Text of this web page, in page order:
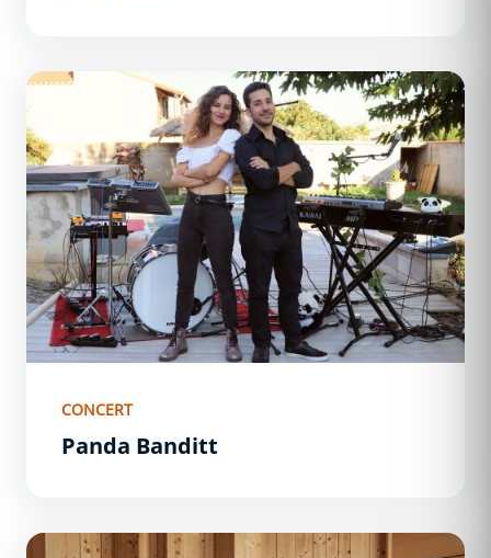
Panda Banditt
CONCERT
Panda Banditt
Rémi Dugué &amp; Benjamin Bobenrieth